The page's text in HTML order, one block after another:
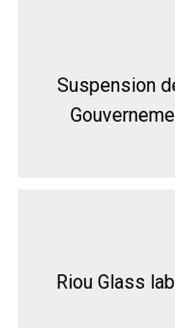
Suspension
Riou Glass